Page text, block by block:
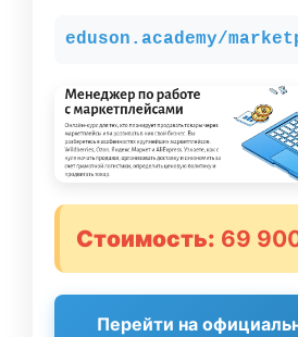
eduson.academy/
Стоимость: 69
Перейти на